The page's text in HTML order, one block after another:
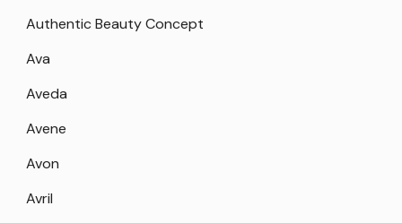
Authentic Beauty Concept
Ava
Aveda
Avene
Avon
Avril